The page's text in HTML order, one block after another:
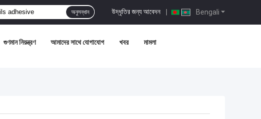
Bengali
উদ্ধৃতির জন্য আবেদন |
অনুসন্ধান
গুণমান নিয়ন্ত্রণ আমাদের সাথে যোগাযোগ খবর মামলা